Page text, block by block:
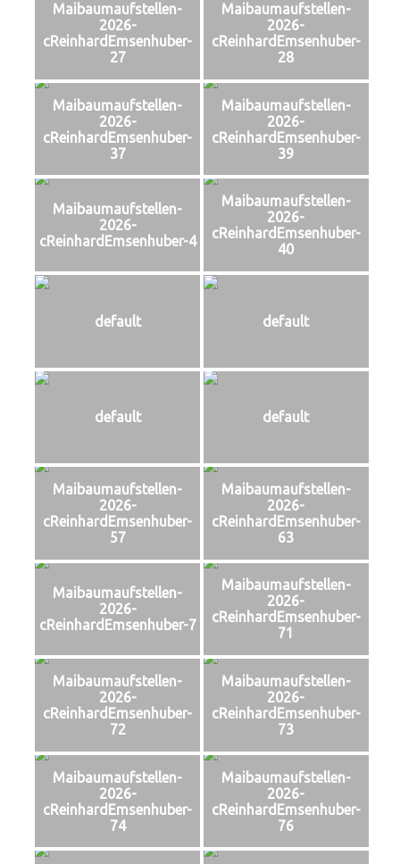
Maibaumaufstellen-
2026-
cReinhardEmsenhuber-
27
Maibaumaufstellen-
2026-
cReinhardEmsenhuber-
28
Maibaumaufstellen-
2026-
cReinhardEmsenhuber-
37
Maibaumaufstellen-
2026-
cReinhardEmsenhuber-
39
Maibaumaufstellen-
2026-
cReinhardEmsenhuber-4
Maibaumaufstellen-
2026-
cReinhardEmsenhuber-
40
default default
default default
Maibaumaufstellen-
2026-
cReinhardEmsenhuber-
57
Maibaumaufstellen-
2026-
cReinhardEmsenhuber-
63
Maibaumaufstellen-
2026-
cReinhardEmsenhuber-7
Maibaumaufstellen-
2026-
cReinhardEmsenhuber-
71
Maibaumaufstellen-
2026-
cReinhardEmsenhuber-
72
Maibaumaufstellen-
2026-
cReinhardEmsenhuber-
73
Maibaumaufstellen-
2026-
cReinhardEmsenhuber-
74
Maibaumaufstellen-
2026-
cReinhardEmsenhuber-
76